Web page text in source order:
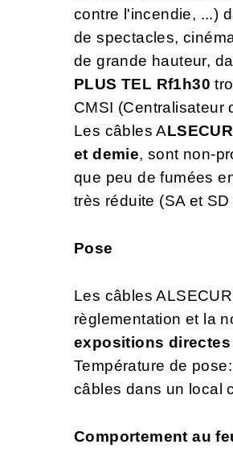
contre l'incendie, ...)
de spectacles,
de grande hauteur,
PLUS TEL Rf1h30
CMSI (Centralisateur
Les câbles A
et demie, sont non-
que peu de fumées
très réduite (SA et SD
Pose
Les câbles
règlementation et la
expositions
Température de
câbles dans un local
Comportement au